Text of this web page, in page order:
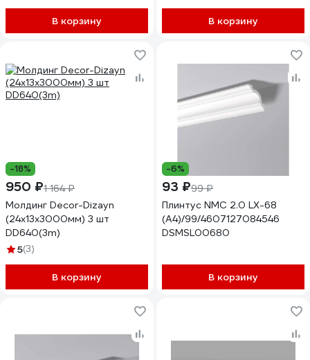
В корзину В корзину
-18%
950 ₽1 164 ₽
Молдинг Decor-Dizayn
(24х13x3000мм) 3 шт
DD640(3m)
5(3)
В корзину
-6%
93 ₽99 ₽
Плинтус NMC 2.0 LX-68
(А4)/99/4607127084546
DSMSL00680
В корзину